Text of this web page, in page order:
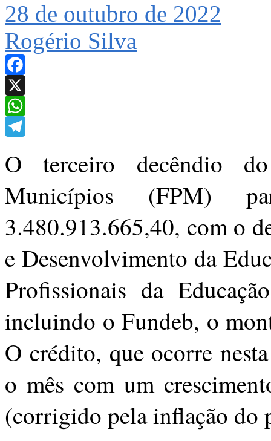
28 de outubro de 2022
Rogério Silva
Facebook
X
WhatsApp
O terceiro decêndio
Municípios (FPM)
3.480.913.665,40, com o
e Desenvolvimento da
Profissionais da
incluindo o Fundeb, o
O crédito, que ocorre
o mês com um
(corrigido pela inflação do